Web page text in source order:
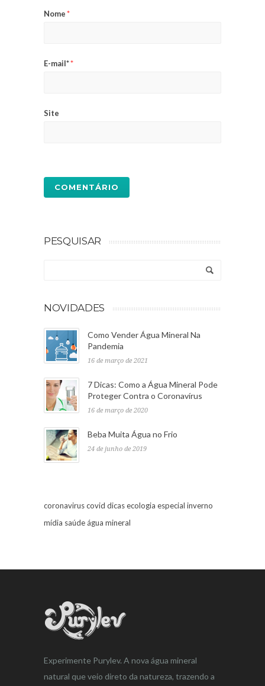
Nome*
E-mail**
Site
PESQUISAR
NOVIDADES
Como Vender Água Mineral Na
Pandemia
16 de março de 2021
7 Dicas: Como a Água Mineral Pode
Proteger Contra o Coronavírus
16 de março de 2020
Beba Muita Água no Frio
24 de junho de 2019
coronaviruscovid dicasecologia especial inverno
mídia saúdeágua mineral
Experimente Purylev. A nova água mineral
natural que veio direto da natureza, trazendo a